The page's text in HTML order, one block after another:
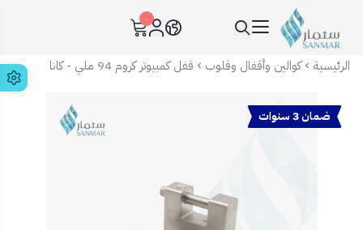
سنمار Sanmar
٠
الرئيسية كوالين وأقفال وقلوب قفل كمبيوتر كروم 94 ملي - كانا
ضمان 3 سنوات